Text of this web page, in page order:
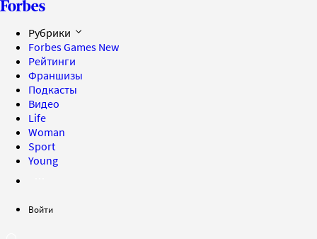
Рубрики
Forbes Games New
Рейтинги
Франшизы
Подкасты
Видео
Life
Woman
Sport
Young
Войти